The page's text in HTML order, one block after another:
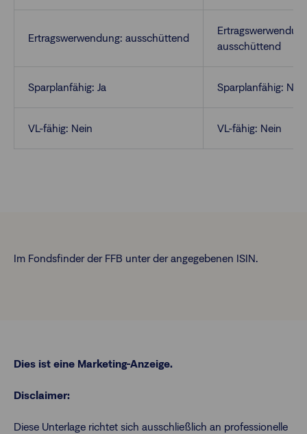
Ertragswerwendung: ausschüttend
ausschüttend
Sparplanfähig: Ja Sparplanfähig: Nein
VL-fähig: Nein VL-fähig: Nein
Im Fondsfinder der FFB unter der angegebenen ISIN.
Dies ist eine Marketing-Anzeige.
Disclaimer:
Diese Unterlage richtet sich ausschließlich an professionelle